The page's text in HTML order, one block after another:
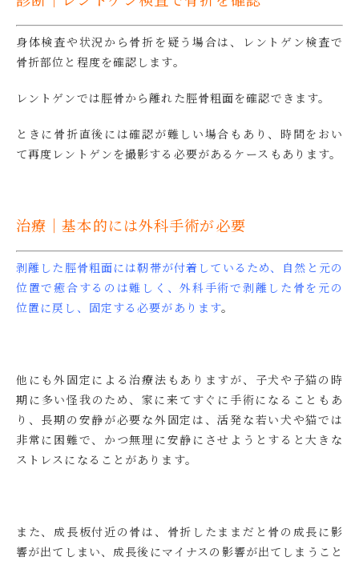
身体検査や状況から骨折を疑う場合は、レントゲン検査で
骨折部位と程度を確認します。
レントゲンでは脛骨から離れた脛骨粗面を確認できます。
ときに骨折直後には確認が難しい場合もあり、時間をおい
て再度レントゲンを撮影する必要があるケースもあります。
治療｜基本的には外科手術が必要
剥離した脛骨粗面には靭帯が付着しているため、自然と元の
位置で癒合するのは難しく、外科手術で剥離した骨を元の
位置に戻し、固定する必要があります。
他にも外固定による治療法もありますが、子犬や子猫の時
期に多い怪我のため、家に来てすぐに手術になることもあ
り、長期の安静が必要な外固定は、活発な若い犬や猫では
非常に困難で、かつ無理に安静にさせようとすると大きな
ストレスになることがあります。
また、成長板付近の骨は、骨折したままだと骨の成長に影
響が出てしまい、成長後にマイナスの影響が出てしまうこと